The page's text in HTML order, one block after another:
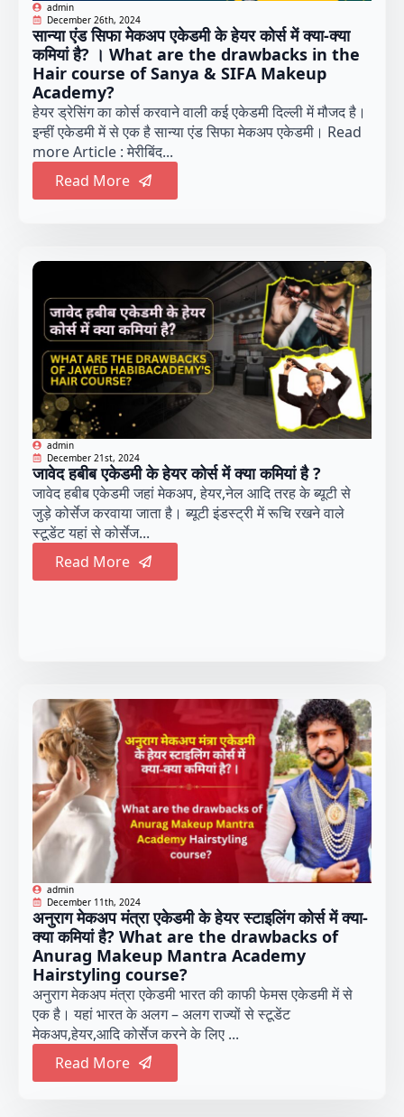
admin
December 26th, 2024
सान्या एंड सिफा मेकअप एकेडमी के हेयर कोर्स में क्या-क्या
कमियां है? । What are the drawbacks in the
Hair course of Sanya & SIFA Makeup
Academy?
हेयर ड्रेसिंग का कोर्स करवाने वाली कई एकेडमी दिल्ली में मौजद है।
इन्हीं एकेडमी में से एक है सान्या एंड सिफा मेकअप एकेडमी। Read
more Article : मेरीबिंद...
Read More
admin
December 21st, 2024
जावेद हबीब एकेडमी के हेयर कोर्स में क्या कमियां है ?
जावेद हबीब एकेडमी जहां मेकअप, हेयर,नेल आदि तरह के ब्यूटी से
जुड़े कोर्सेज करवाया जाता है। ब्यूटी इंडस्ट्री में रूचि रखने वाले
स्टूडेंट यहां से कोर्सेज...
Read More
admin
December 11th, 2024
अनुराग मेकअप मंत्रा एकेडमी के हेयर स्टाइलिंग कोर्स में क्या-
क्या कमियां है? What are the drawbacks of
Anurag Makeup Mantra Academy
Hairstyling course?
अनुराग मेकअप मंत्रा एकेडमी भारत की काफी फेमस एकेडमी में से
एक है। यहां भारत के अलग – अलग राज्यों से स्टूडेंट
मेकअप,हेयर,आदि कोर्सेज करने के लिए ...
Read More